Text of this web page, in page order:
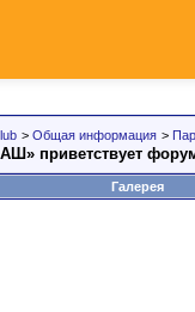
> Общая информация >
приветствует
Галерея